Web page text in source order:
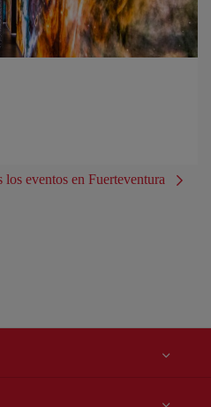
los eventos en Fuerteventura